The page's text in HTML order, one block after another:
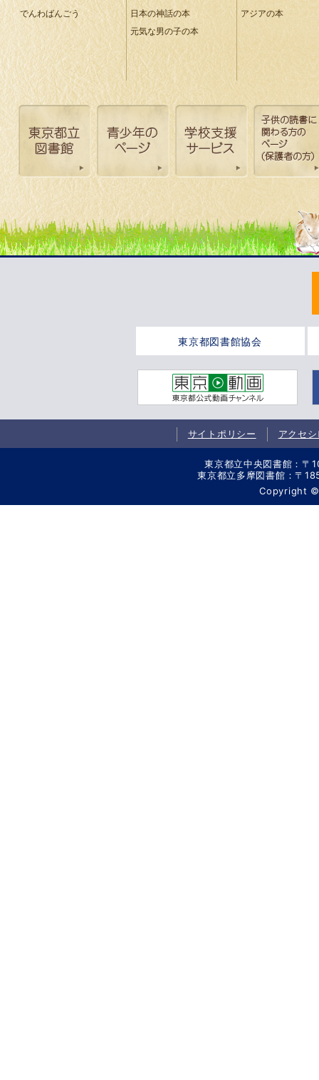
でんわばんごう 日本の神話の本
元気な男の子の本
アジアの本
東京都図書館協会
サイトポリシー アクセ
東京都立中央図書館：
東京都立多摩図書館：
Copyright ©